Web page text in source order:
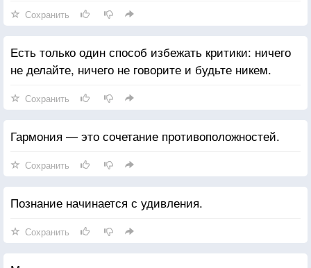
Сохранить
Есть только один способ избежать критики: ничего
не делайте, ничего не говорите и будьте никем.
Сохранить
Гармония — это сочетание противоположностей.
Сохранить
Познание начинается с удивления.
Сохранить